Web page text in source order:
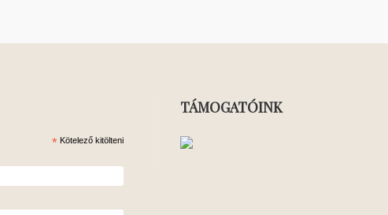
* Kötelező kitölteni
TÁMOGATÓINK